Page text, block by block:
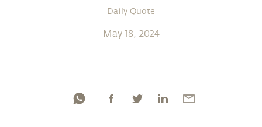
Daily Quote
May 18, 2024